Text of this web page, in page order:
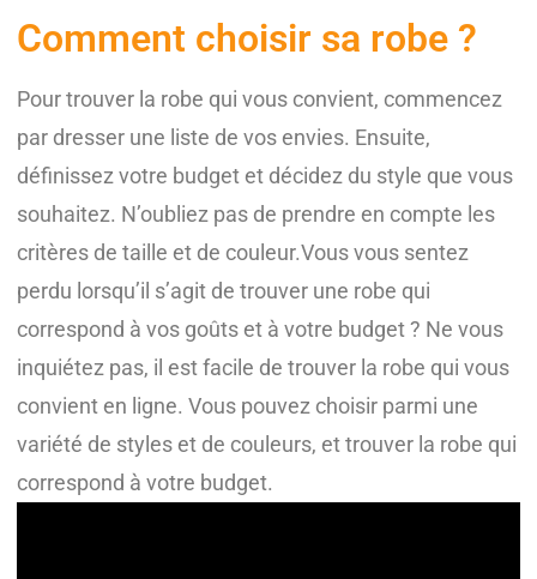
Comment choisir sa robe ?
Pour trouver la robe qui vous convient, commencez
par dresser une liste de vos envies. Ensuite,
définissez votre budget et décidez du style que vous
souhaitez. N’oubliez pas de prendre en compte les
critères de taille et de couleur.Vous vous sentez
perdu lorsqu’il s’agit de trouver une robe qui
correspond à vos goûts et à votre budget ? Ne vous
inquiétez pas, il est facile de trouver la robe qui vous
convient en ligne. Vous pouvez choisir parmi une
variété de styles et de couleurs, et trouver la robe qui
correspond à votre budget.